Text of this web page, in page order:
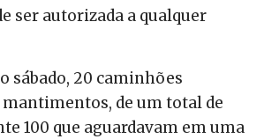
ser autorizada a qualquer
sábado, 20 caminhões
de um total de
100 que aguardavam em uma